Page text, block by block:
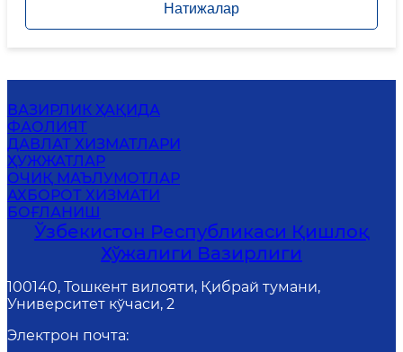
Натижалар
ВАЗИРЛИК ҲАҚИДА
ФАОЛИЯТ
ДАВЛАТ ХИЗМАТЛАРИ
ҲУЖЖАТЛАР
ОЧИҚ МАЪЛУМОТЛАР
АХБОРОТ ХИЗМАТИ
БОҒЛАНИШ
Ўзбекистон Республикаси Қишлоқ
Хўжалиги Вазирлиги
100140, Тошкент вилояти, Қибрай тумани,
Университет кўчаси, 2
Электрон почта: